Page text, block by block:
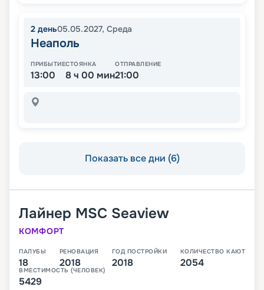
2 день05.05.2027, Среда
Неаполь
ПРИБЫТИЕ
13:00
СТОЯНКА
8 ч 00 мин
ОТПРАВЛЕНИЕ
21:00
Показать все дни (6)
Лайнер MSC Seaview
КОМФОРТ
ПАЛУБЫ
18
РЕНОВАЦИЯ
2018
ГОД ПОСТРОЙКИ
2018
КОЛИЧЕСТВО КАЮТ
2054
ВМЕСТИМОСТЬ (ЧЕЛОВЕК)
5429